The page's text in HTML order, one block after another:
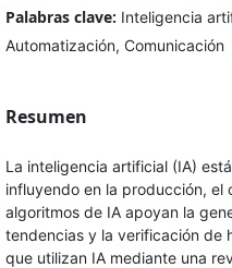
Palabras clave: Inteligencia
Automatización, Comunicación
Resumen
La inteligencia artificial (IA)
influyendo en la producción, el
algoritmos de IA apoyan la
tendencias y la verificación de
que utilizan IA mediante una